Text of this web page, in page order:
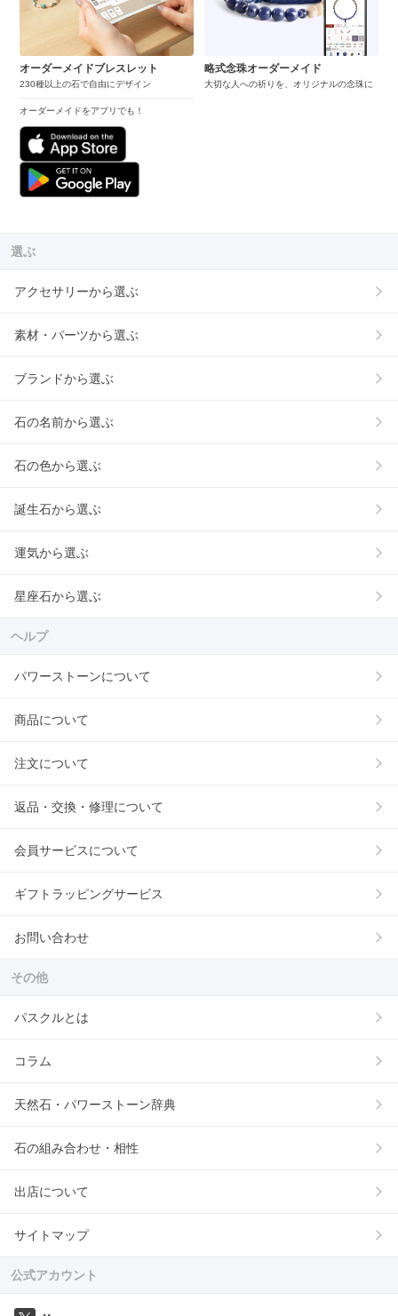
オーダーメイドブレスレット
230種以上の石で自由にデザイン
オーダーメイドをアプリでも！
略式念珠オーダーメイド
大切な人への祈りを、オリジナルの念珠に
選ぶ
アクセサリーから選ぶ
素材・パーツから選ぶ
ブランドから選ぶ
石の名前から選ぶ
石の色から選ぶ
誕生石から選ぶ
運気から選ぶ
星座石から選ぶ
ヘルプ
パワーストーンについて
商品について
注文について
返品・交換・修理について
会員サービスについて
ギフトラッピングサービス
お問い合わせ
その他
パスクルとは
コラム
天然石・パワーストーン辞典
石の組み合わせ・相性
出店について
サイトマップ
公式アカウント